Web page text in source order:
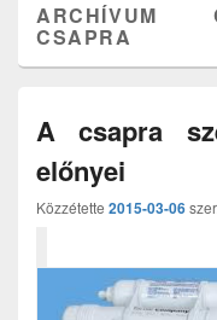
CSAPRA
A csapra
előnyei
Közzétette 2015-03-06